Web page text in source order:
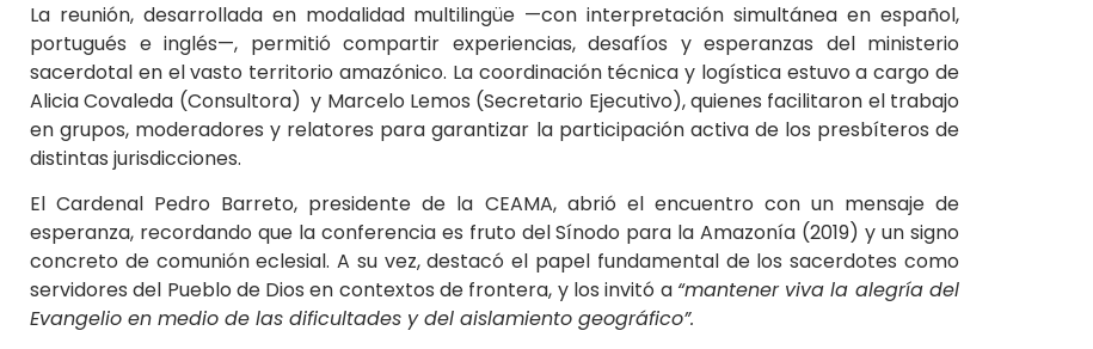
La reunión, desarrollada en modalidad multilingüe —con interpretación simultánea en español,
portugués e inglés—, permitió compartir experiencias, desafíos y esperanzas del ministerio
sacerdotal en el vasto territorio amazónico. La coordinación técnica y logística estuvo a cargo de
Alicia Covaleda (Consultora) y Marcelo Lemos (Secretario Ejecutivo), quienes facilitaron el trabajo
en grupos, moderadores y relatores para garantizar la participación activa de los presbíteros de
distintas jurisdicciones.
El Cardenal Pedro Barreto, presidente de la CEAMA, abrió el encuentro con un mensaje de
esperanza, recordando que la conferencia es fruto del Sínodo para la Amazonía (2019) y un signo
concreto de comunión eclesial. A su vez, destacó el papel fundamental de los sacerdotes como
servidores del Pueblo de Dios en contextos de frontera, y los invitó a “mantener viva la alegría del
Evangelio en medio de las dificultades y del aislamiento geográfico”.